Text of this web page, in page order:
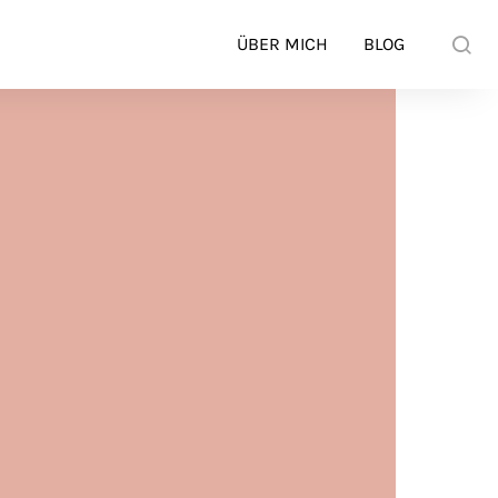
ÜBER MICH BLOG